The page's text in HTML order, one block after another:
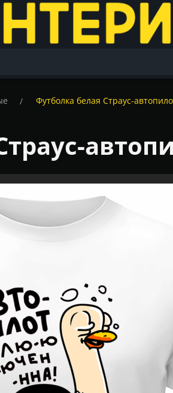
/ Футболка белая Страус-